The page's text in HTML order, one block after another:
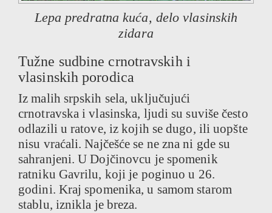
Lepa predratna kuća, delo vlasinskih
zidara
Tužne sudbine crnotravskih i
vlasinskih porodica
Iz malih srpskih sela, uključujući
crnotravska i vlasinska, ljudi su suviše često
odlazili u ratove, iz kojih se dugo, ili uopšte
nisu vraćali. Najčešće se ne zna ni gde su
sahranjeni. U Dojčinovcu je spomenik
ratniku Gavrilu, koji je poginuo u 26.
godini. Kraj spomenika, u samom starom
stablu, iznikla je breza.